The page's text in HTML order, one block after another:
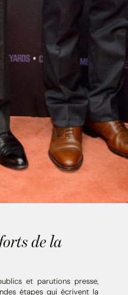
de la
et parutions presse,
étapes qui écrivent la